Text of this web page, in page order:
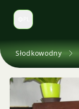
Zmień język
Słodkowodny